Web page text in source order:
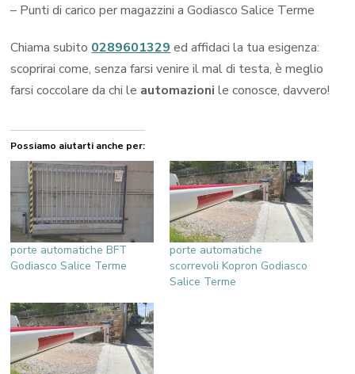
– Punti di carico per magazzini a Godiasco Salice Terme
Chiama subito 0289601329 ed affidaci la tua esigenza:
scoprirai come, senza farsi venire il mal di testa, è meglio
farsi coccolare da chi le automazioni le conosce, davvero!
Possiamo aiutarti anche per:
porte automatiche BFT
Godiasco Salice Terme
porte automatiche
scorrevoli Kopron Godiasco
Salice Terme